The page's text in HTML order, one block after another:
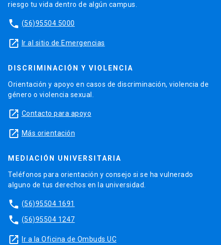
riesgo tu vida dentro de algún campus.
phone (56)95504 5000
launch Ir al sitio de Emergencias
DISCRIMINACIÓN Y VIOLENCIA
Orientación y apoyo en casos de discriminación, violencia de
género o violencia sexual.
launch Contacto para apoyo
launch Más orientación
MEDIACIÓN UNIVERSITARIA
Teléfonos para orientación y consejo si se ha vulnerado
alguno de tus derechos en la universidad.
phone (56)95504 1691
phone (56)95504 1247
launch Ir a la Oficina de Ombuds UC